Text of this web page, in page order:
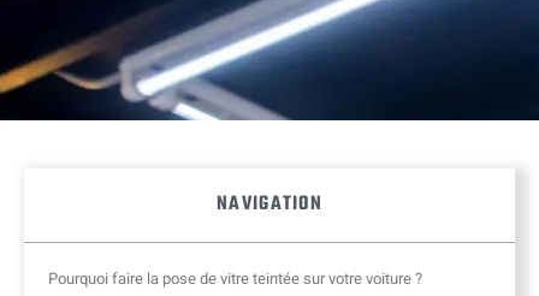
NAVIGATION
Pourquoi faire la pose de vitre teintée sur votre voiture ?